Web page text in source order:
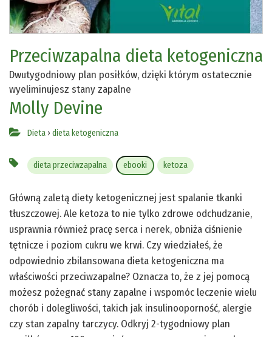
Przeciwzapalna dieta ketogeniczna
Dwutygodniowy plan posiłków, dzięki którym ostatecznie
wyeliminujesz stany zapalne
Molly Devine
Dieta › dieta ketogeniczna
dieta przeciwzapalna ebooki ketoza
Główną zaletą diety ketogenicznej jest spalanie tkanki
tłuszczowej. Ale ketoza to nie tylko zdrowe odchudzanie,
usprawnia również pracę serca i nerek, obniża ciśnienie
tętnicze i poziom cukru we krwi. Czy wiedziałeś, że
odpowiednio zbilansowana dieta ketogeniczna ma
właściwości przeciwzapalne? Oznacza to, że z jej pomocą
możesz pożegnać stany zapalne i wspomóc leczenie wielu
chorób i dolegliwości, takich jak insulinooporność, alergie
czy stan zapalny tarczycy. Odkryj 2-tygodniowy plan